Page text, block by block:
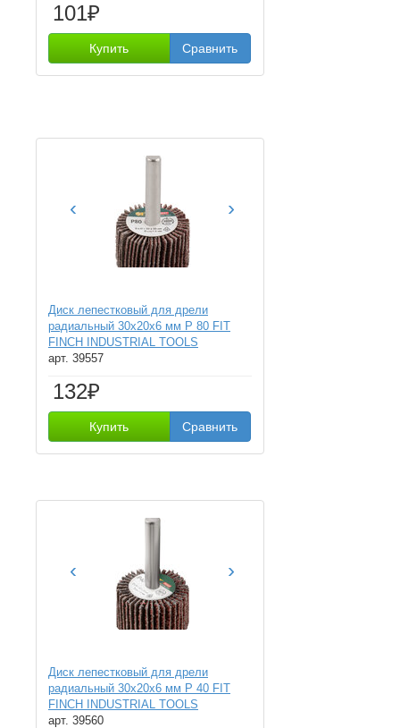
101₽
Купить Сравнить
‹ ›
Диск лепестковый для дрели
радиальный 30х20х6 мм Р 80 FIT
FINCH INDUSTRIAL TOOLS
арт. 39557
132₽
Купить Сравнить
‹ ›
Диск лепестковый для дрели
радиальный 30х20х6 мм Р 40 FIT
FINCH INDUSTRIAL TOOLS
арт. 39560